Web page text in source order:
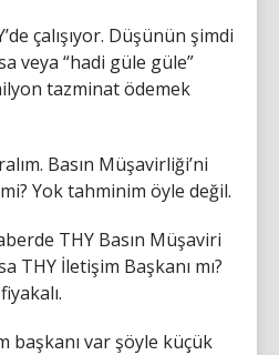
çalışıyor. Düşünün şimdi
veya “hadi güle güle”
tazminat ödemek
Basın Müşavirliği’ni
Yok tahminim öyle değil.
THY Basın Müşaviri
THY İletişim Başkanı mı?
başkanı var şöyle küçük